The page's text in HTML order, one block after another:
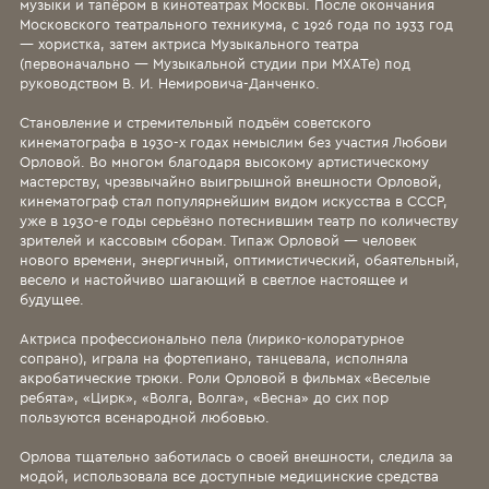
музыки и тапёром в кинотеатрах Москвы. После окончания
Московского театрального техникума, с 1926 года по 1933 год
— хористка, затем актриса Музыкального театра
(первоначально — Музыкальной студии при МХАТе) под
руководством В. И. Немировича-Данченко.
Становление и стремительный подъём советского
кинематографа в 1930-х годах немыслим без участия Любови
Орловой. Во многом благодаря высокому артистическому
мастерству, чрезвычайно выигрышной внешности Орловой,
кинематограф стал популярнейшим видом искусства в СССР,
уже в 1930-е годы серьёзно потеснившим театр по количеству
зрителей и кассовым сборам. Типаж Орловой — человек
нового времени, энергичный, оптимистический, обаятельный,
весело и настойчиво шагающий в светлое настоящее и
будущее.
Актриса профессионально пела (лирико-колоратурное
сопрано), играла на фортепиано, танцевала, исполняла
акробатические трюки. Роли Орловой в фильмах «Веселые
ребята», «Цирк», «Волга, Волга», «Весна» до сих пор
пользуются всенародной любовью.
Орлова тщательно заботилась о своей внешности, следила за
модой, использовала все доступные медицинские средства